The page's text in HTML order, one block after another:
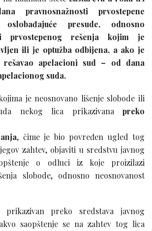
pravnosnažnosti prvostepene
presude, odnosno
prvostepenog rešenja kojim je
ili je optužba odbijena, a ako je
rešavao apelacioni sud – od dana
suda.
je neosnovano lišenje slobode ili
nekog lica prikazivana preko
, čime je bio povređen ugled tog
zahtev, objaviti u sredstvu javnog
o odluci iz koje proizilazi
slobode, odnosno neosnovanost
preko sredstava javnog
saopštenje se na zahtev tog lica